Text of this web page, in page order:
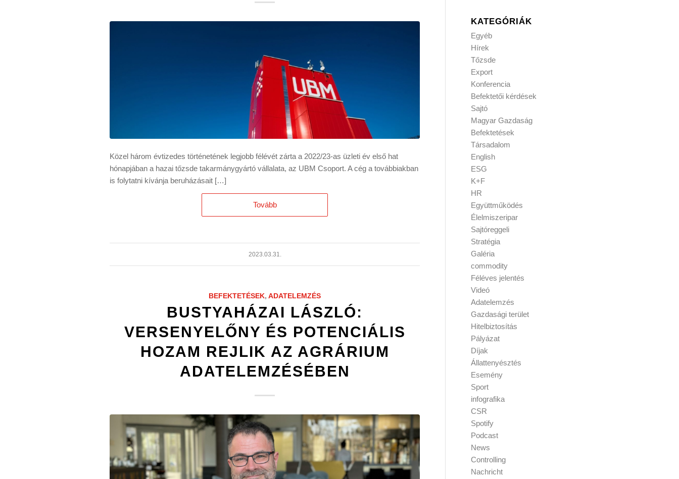
Közel három évtizedes történetének legjobb félévét zárta a 2022/23-as üzleti év első hat
hónapjában a hazai tőzsde takarmánygyártó vállalata, az UBM Csoport. A cég a továbbiakban
is folytatni kívánja beruházásait […]
Tovább
2023.03.31.
BEFEKTETÉSEK,ADATELEMZÉS
BUSTYAHÁZAI LÁSZLÓ:
VERSENYELŐNY ÉS POTENCIÁLIS
HOZAM REJLIK AZ AGRÁRIUM
ADATELEMZÉSÉBEN
KATEGÓRIÁK
Egyéb
Hírek
Tőzsde
Export
Konferencia
Befektetői kérdések
Sajtó
Magyar Gazdaság
Befektetések
Társadalom
English
ESG
K+F
HR
Együttműködés
Élelmiszeripar
Sajtóreggeli
Stratégia
Galéria
commodity
Féléves jelentés
Videó
Adatelemzés
Gazdasági terület
Hitelbiztosítás
Pályázat
Díjak
Állattenyésztés
Esemény
Sport
infografika
CSR
Spotify
Podcast
News
Controlling
Nachricht